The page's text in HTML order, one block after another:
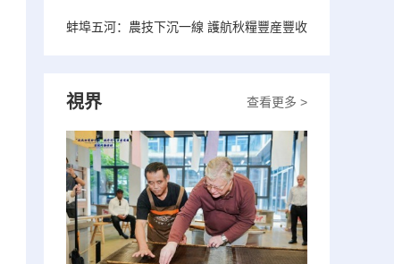
蚌埠五河：農技下沉一線 護航秋糧豐産豐收
查看更多 >
視界